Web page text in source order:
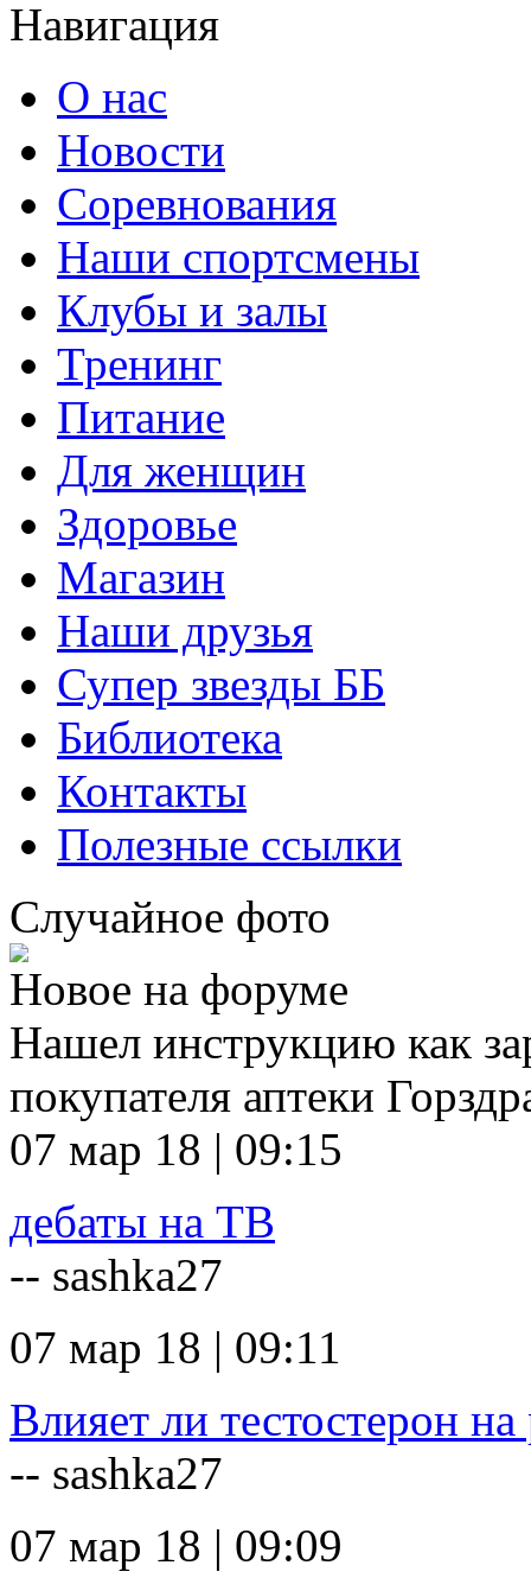
Навигация
О нас
Новости
Соревнования
Наши спортсмены
Клубы и залы
Тренинг
Питание
Для женщин
Здоровье
Магазин
Наши друзья
Супер звезды ББ
Библиотека
Контакты
Полезные ссылки
Случайное фото
Новое на форуме
Нашел инструкцию как
покупателя аптеки
07 мар 18 | 09:15
дебаты на ТВ
-- sashka27
07 мар 18 | 09:11
Влияет ли тестостерон на
-- sashka27
07 мар 18 | 09:09